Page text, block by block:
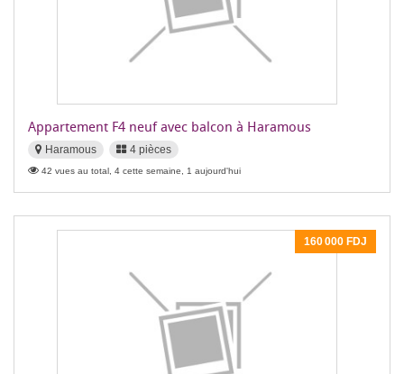
Appartement F4 neuf avec balcon à Haramous
Haramous 4 pièces
42 vues au total, 4 cette semaine, 1 aujourd'hui
160 000 FDJ